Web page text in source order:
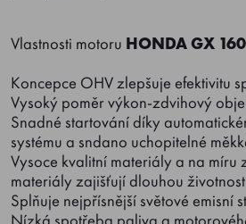
Vlastnosti motoru HONDA GX 160
Koncepce OHV zlepšuje efektivitu
Vysoký poměr výkon-zdvihový
Snadné startování díky
systému a sndano uchopitelné
Vysoce kvalitní materiály a na míru
materiály zajišťují dlouhou
Splňuje nejpřísnější světové emisní